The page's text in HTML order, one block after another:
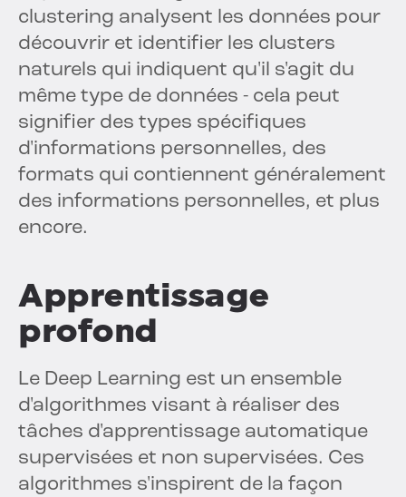
clustering analysent les données pour
découvrir et identifier les clusters
naturels qui indiquent qu'il s'agit du
même type de données - cela peut
signifier des types spécifiques
d'informations personnelles, des
formats qui contiennent généralement
des informations personnelles, et plus
encore.
Apprentissage
profond
Le Deep Learning est un ensemble
d'algorithmes visant à réaliser des
tâches d'apprentissage automatique
supervisées et non supervisées. Ces
algorithmes s'inspirent de la façon